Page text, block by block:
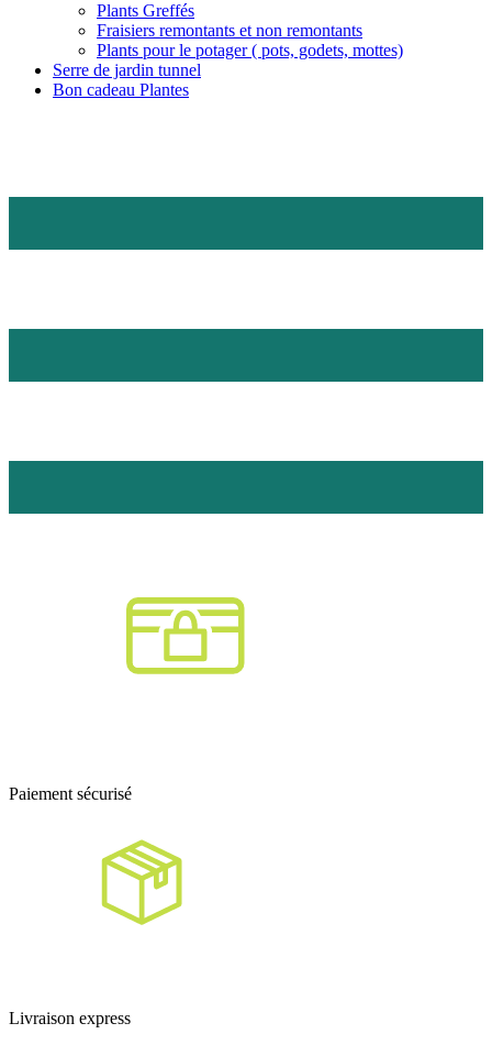
Plants Greffés
Fraisiers remontants et non remontants
Plants pour le potager ( pots, godets, mottes)
Serre de jardin tunnel
Bon cadeau Plantes
Paiement sécurisé
Livraison express